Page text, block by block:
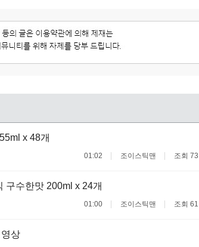
x 48개
01:02 조이스틱맨 조회 73
구수한맛 200ml x 24개
01:00 조이스틱맨 조회 61
상